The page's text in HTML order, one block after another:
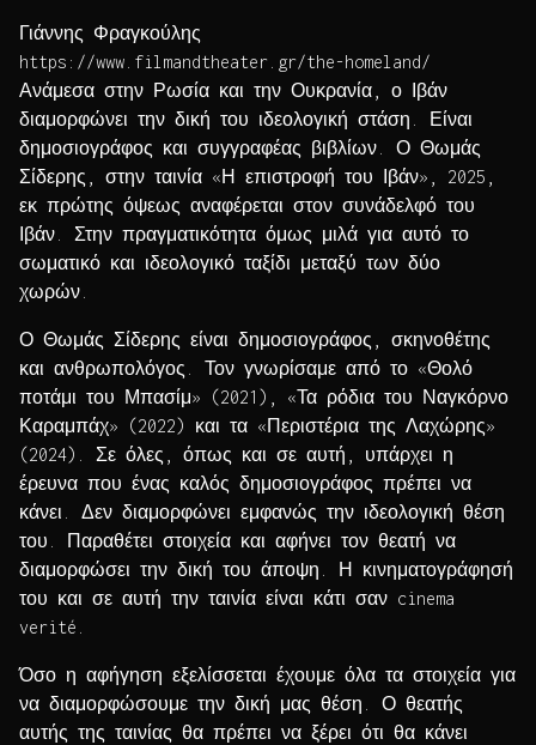
Γιάννης Φραγκούλης
https://www.filmandtheater.gr/the-homeland/
Ανάμεσα στην Ρωσία και την Ουκρανία, ο Ιβάν
διαμορφώνει την δική του ιδεολογική στάση. Είναι
δημοσιογράφος και συγγραφέας βιβλίων. Ο Θωμάς
Σίδερης, στην ταινία «Η επιστροφή του Ιβάν», 2025,
εκ πρώτης όψεως αναφέρεται στον συνάδελφό του
Ιβάν. Στην πραγματικότητα όμως μιλά για αυτό το
σωματικό και ιδεολογικό ταξίδι μεταξύ των δύο
χωρών.
Ο Θωμάς Σίδερης είναι δημοσιογράφος, σκηνοθέτης
και ανθρωπολόγος. Τον γνωρίσαμε από το «Θολό
ποτάμι του Μπασίμ» (2021), «Τα ρόδια του Ναγκόρνο
Καραμπάχ» (2022) και τα «Περιστέρια της Λαχώρης»
(2024). Σε όλες, όπως και σε αυτή, υπάρχει η
έρευνα που ένας καλός δημοσιογράφος πρέπει να
κάνει. Δεν διαμορφώνει εμφανώς την ιδεολογική θέση
του. Παραθέτει στοιχεία και αφήνει τον θεατή να
διαμορφώσει την δική του άποψη. Η κινηματογράφησή
του και σε αυτή την ταινία είναι κάτι σαν cinema
verité.
Όσο η αφήγηση εξελίσσεται έχουμε όλα τα στοιχεία για
να διαμορφώσουμε την δική μας θέση. Ο θεατής
αυτής της ταινίας θα πρέπει να ξέρει ότι θα κάνει